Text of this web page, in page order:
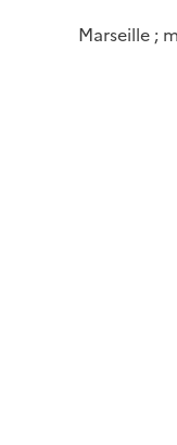
Marseille ;